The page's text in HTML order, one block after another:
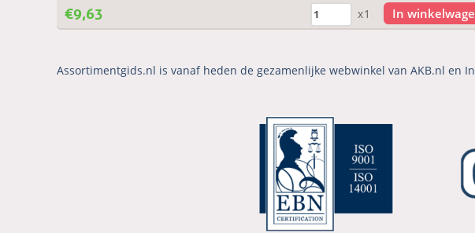
€9,63 x1 In
Assortimentgids.nl is vanaf heden de gezamenlijke webwinkel van AKB.nl en